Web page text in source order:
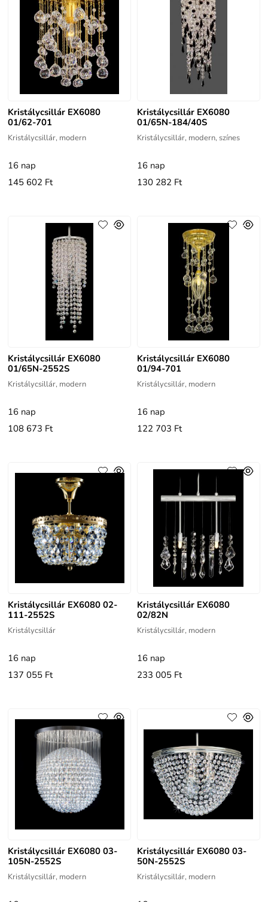
Kristálycsillár EX6080
01/62-701
Kristálycsillár, modern
16 nap
145 602 Ft
Kristálycsillár EX6080
01/65N-184/40S
Kristálycsillár, modern, színes
16 nap
130 282 Ft
Kristálycsillár EX6080
01/65N-2552S
Kristálycsillár, modern
16 nap
108 673 Ft
Kristálycsillár EX6080
01/94-701
Kristálycsillár, modern
16 nap
122 703 Ft
Kristálycsillár EX6080 02-
111-2552S
Kristálycsillár
16 nap
137 055 Ft
Kristálycsillár EX6080
02/82N
Kristálycsillár, modern
16 nap
233 005 Ft
Kristálycsillár EX6080 03-
105N-2552S
Kristálycsillár, modern
Kristálycsillár EX6080 03-
50N-2552S
Kristálycsillár, modern